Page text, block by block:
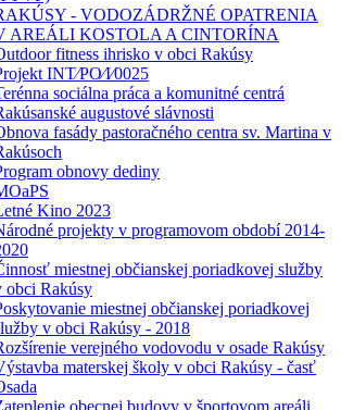
- VODOZÁDRŽNÉ OPATRENIA
AREÁLI KOSTOLA A CINTORÍNA
fitness ihrisko v obci Rakúsy
INT⁄PO⁄I⁄0025
sociálna práca a komunitné centrá
augustové slávnosti
fasády pastoračného centra sv. Martina v
obnovy dediny
Kino 2023
projekty v programovom období 2014-
miestnej občianskej poriadkovej služby
obci Rakúsy
miestnej občianskej poriadkovej
v obci Rakúsy - 2018
verejného vodovodu v osade Rakúsy
materskej školy v obci Rakúsy - časť
obecnej budovy v športovom areáli